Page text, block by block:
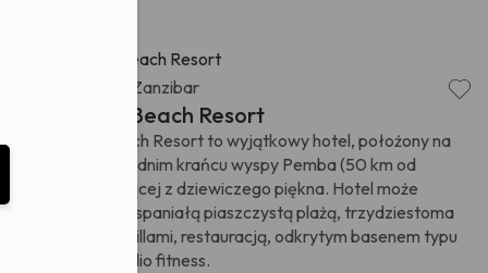
Zanzibar
The Aiyana Beach Resort
The Aiyana Beach Resort to wyjątkowy hotel, położony na
północno-zachodnim krańcu wyspy Pemba (50 km od
Zanzibaru) słynącej z dziewiczego piękna. Hotel może
poszczycić się wspaniałą piaszczystą plażą, trzydziestoma
przestronnymi willami, restauracją, odkrytym basenem typu
infinity, Spa i studio fitness.
call
w formacie E164